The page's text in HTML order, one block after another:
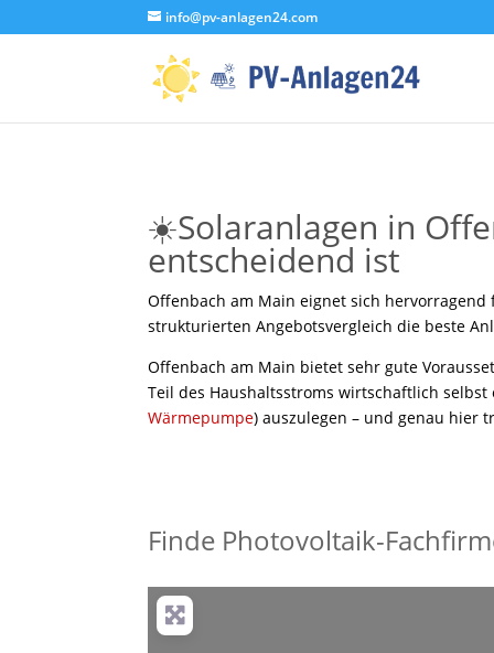
info@pv-anlagen24.com
☀️Solaranlagen in
entscheidend ist
Offenbach am Main eignet sich hervorragend
strukturierten Angebotsvergleich die beste
Offenbach am Main bietet sehr gute
Teil des Haushaltsstroms wirtschaftlich selbst
Wärmepumpe) auszulegen – und genau hier
Finde Photovoltaik-